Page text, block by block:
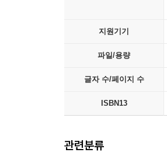
지원기기
파일/용량
글자 수/페이지 수
ISBN13
관련분류